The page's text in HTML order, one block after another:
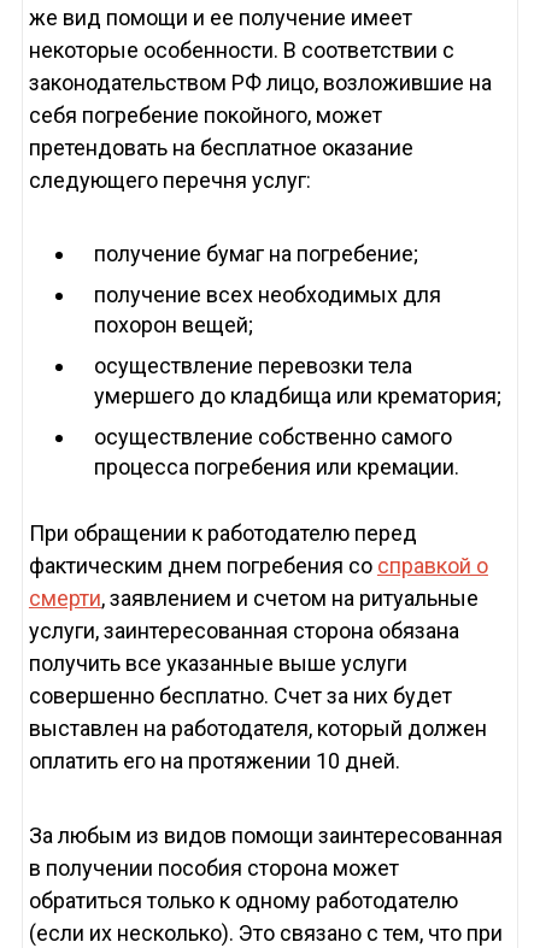
же вид помощи и ее получение имеет
некоторые особенности. В соответствии с
законодательством РФ лицо, возложившие на
себя погребение покойного, может
претендовать на бесплатное оказание
следующего перечня услуг:
получение бумаг на погребение;
получение всех необходимых для
похорон вещей;
осуществление перевозки тела
умершего до кладбища или крематория;
осуществление собственно самого
процесса погребения или кремации.
При обращении к работодателю перед
фактическим днем погребения со справкой о
смерти, заявлением и счетом на ритуальные
услуги, заинтересованная сторона обязана
получить все указанные выше услуги
совершенно бесплатно. Счет за них будет
выставлен на работодателя, который должен
оплатить его на протяжении 10 дней.
За любым из видов помощи заинтересованная
в получении пособия сторона может
обратиться только к одному работодателю
(если их несколько). Это связано с тем, что при